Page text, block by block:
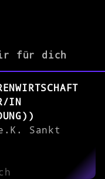
>5
MATCH
für dich
IN
Sankt